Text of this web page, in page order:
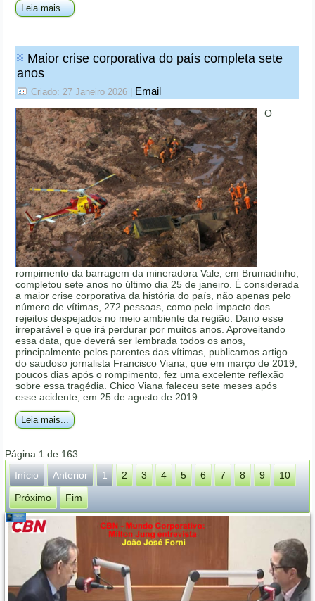
Leia mais...
Maior crise corporativa do país completa sete
anos
Criado: 27 Janeiro 2026 | Email
O
rompimento da barragem da mineradora Vale, em Brumadinho,
completou sete anos no último dia 25 de janeiro. É considerada
a maior crise corporativa da história do país, não apenas pelo
número de vítimas, 272 pessoas, como pelo impacto dos
rejeitos despejados no meio ambiente da região. Dano esse
irreparável e que irá perdurar por muitos anos. Aproveitando
essa data, que deverá ser lembrada todos os anos,
principalmente pelos parentes das vítimas, publicamos artigo
do saudoso jornalista Francisco Viana, que em março de 2019,
poucos dias após o rompimento, fez uma excelente reflexão
sobre essa tragédia. Chico Viana faleceu sete meses após
esse acidente, em 25 de agosto de 2019.
Leia mais...
Página 1 de 163
Início
Anterior 1 2 3 4 5 6 7 8 9
10
Próximo
Fim